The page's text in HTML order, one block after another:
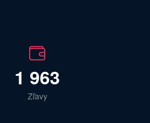
1 963
Zľavy